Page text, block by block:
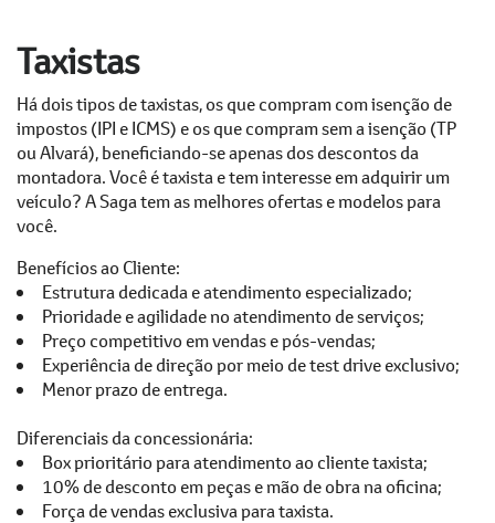
Taxistas
Há dois tipos de taxistas, os que compram com isenção de
impostos (IPI e ICMS) e os que compram sem a isenção (TP
ou Alvará), beneficiando-se apenas dos descontos da
montadora. Você é taxista e tem interesse em adquirir um
veículo? A Saga tem as melhores ofertas e modelos para
você.
Benefícios ao Cliente:
Estrutura dedicada e atendimento especializado;
Prioridade e agilidade no atendimento de serviços;
Preço competitivo em vendas e pós-vendas;
Experiência de direção por meio de test drive exclusivo;
Menor prazo de entrega.
Diferenciais da concessionária:
Box prioritário para atendimento ao cliente taxista;
10% de desconto em peças e mão de obra na oficina;
Força de vendas exclusiva para taxista.